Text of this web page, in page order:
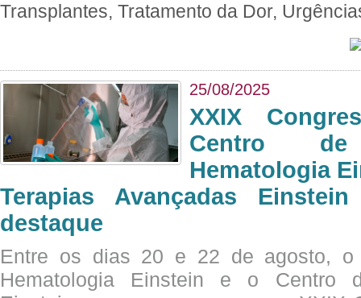
Transplantes, Tratamento da Dor,
25/08/2025
XXIX
Centro
Hematologia
Terapias Avançadas
destaque
Entre os dias 20 e 22 de agosto, o
Hematologia Einstein e o Centro